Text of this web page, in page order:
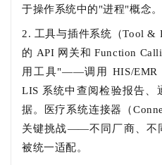
于操作系统中的"进程"概念。
2. 工具与插件系统（Tool &
的 API 网关和 Function
用工具"——调用 HIS/EMR
LIS 系统中查阅检验报告、
据。医疗系统连接器（
关键挑战——不同厂商、不
被统一适配。